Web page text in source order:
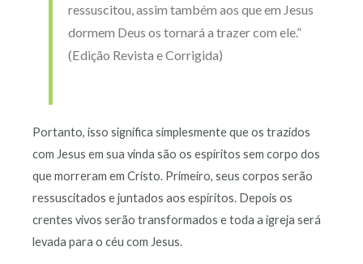
ressuscitou, assim também aos que em Jesus
dormem Deus os tornará a trazer com ele.”
(Edição Revista e Corrigida)
Portanto, isso significa simplesmente que os trazidos
com Jesus em sua vinda são os espíritos sem corpo dos
que morreram em Cristo. Primeiro, seus corpos serão
ressuscitados e juntados aos espíritos. Depois os
crentes vivos serão transformados e toda a igreja será
levada para o céu com Jesus.